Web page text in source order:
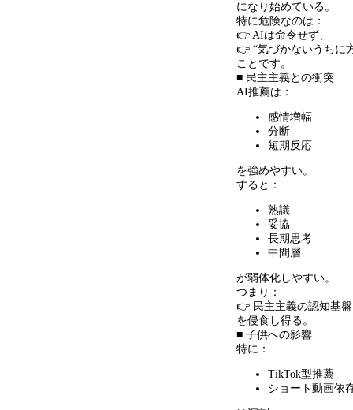
になり始めている。
特に危険なのは：
👉 AIは命令せず、
👉 “気づかないうちに
ことです。
■ 民主主義との衝突
AI推薦は：
感情増幅
分断
短期反応
を強めやすい。
すると：
熟議
妥協
長期思考
中間層
が弱体化しやすい。
つまり：
👉 民主主義の認知基
を侵食し得る。
■ 子供への影響
特に：
TikTok型推薦
ショート動画依